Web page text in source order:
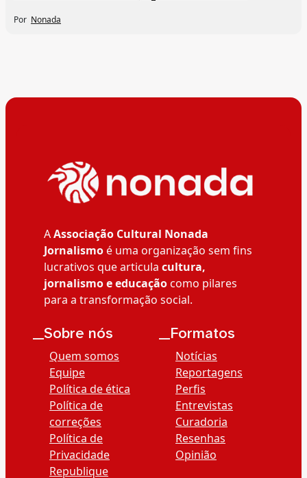
Por Nonada
AAssociação Cultural Nonada
Jornalismoé uma organização sem fins
lucrativos que articula cultura,
jornalismo e educaçãocomo pilares
para a transformação social.
__Sobre nós
Quem somos
Equipe
Política de ética
Política de
correções
Política de
Privacidade
Republique
__Formatos
Notícias
Reportagens
Perfis
Entrevistas
Curadoria
Resenhas
Opinião